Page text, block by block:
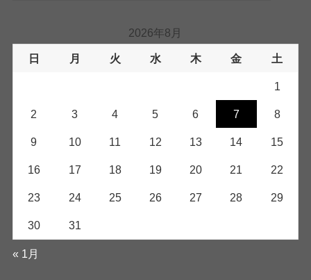
2026年8月
日 月 火 水 木 金 土
1
2 3 4 5 6 7 8
9 10 11 12 13 14 15
16 17 18 19 20 21 22
23 24 25 26 27 28 29
30 31
« 1月